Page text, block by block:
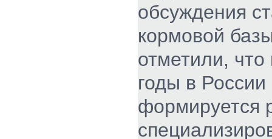
обсуждения
кормовой
отметили,
годы в России
формируется